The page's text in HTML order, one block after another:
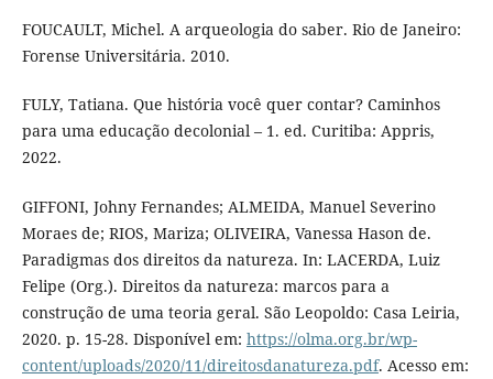
FOUCAULT, Michel. A arqueologia do saber. Rio de Janeiro:
Forense Universitária. 2010.
FULY, Tatiana. Que história você quer contar? Caminhos
para uma educação decolonial – 1. ed. Curitiba: Appris,
2022.
GIFFONI, Johny Fernandes; ALMEIDA, Manuel Severino
Moraes de; RIOS, Mariza; OLIVEIRA, Vanessa Hason de.
Paradigmas dos direitos da natureza. In: LACERDA, Luiz
Felipe (Org.). Direitos da natureza: marcos para a
construção de uma teoria geral. São Leopoldo: Casa Leiria,
2020. p. 15-28. Disponível em: https://olma.org.br/wp-
content/uploads/2020/11/direitosdanatureza.pdf. Acesso em: